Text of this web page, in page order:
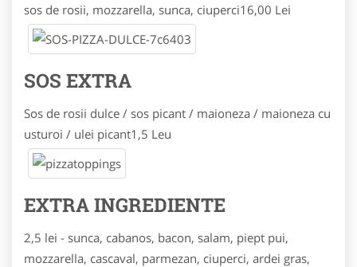
sos de rosii, mozzarella, sunca, ciuperci16,00 Lei
SOS EXTRA
Sos de rosii dulce / sos picant / maioneza / maioneza cu
usturoi / ulei picant1,5 Leu
EXTRA INGREDIENTE
2,5 lei - sunca, cabanos, bacon, salam, piept pui,
mozzarella, cascaval, parmezan, ciuperci, ardei gras,